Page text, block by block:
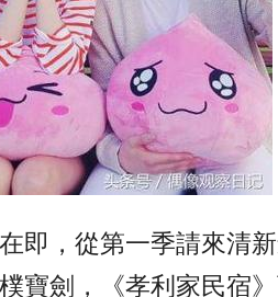
即，從第一季請來清
寶劍，《孝利家民宿